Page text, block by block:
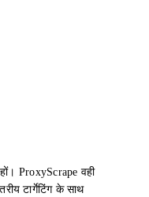
ProxyScrape वही
टार्गेटिंग के साथ